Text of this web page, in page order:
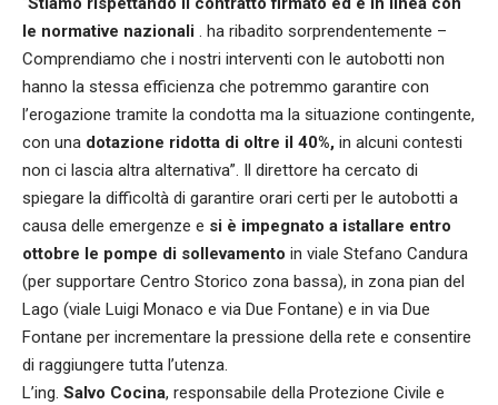
le normative nazionali . ha ribadito sorprendentemente –
Comprendiamo che i nostri interventi con le autobotti non
hanno la stessa efficienza che potremmo garantire con
l’erogazione tramite la condotta ma la situazione contingente,
con una dotazione ridotta di oltre il 40%, in alcuni contesti
non ci lascia altra alternativa”. Il direttore ha cercato di
spiegare la difficoltà di garantire orari certi per le autobotti a
causa delle emergenze e si è impegnato a istallare entro
ottobre le pompe di sollevamento in viale Stefano Candura
(per supportare Centro Storico zona bassa), in zona pian del
Lago (viale Luigi Monaco e via Due Fontane) e in via Due
Fontane per incrementare la pressione della rete e consentire
di raggiungere tutta l’utenza.
L’ing. Salvo Cocina, responsabile della Protezione Civile e